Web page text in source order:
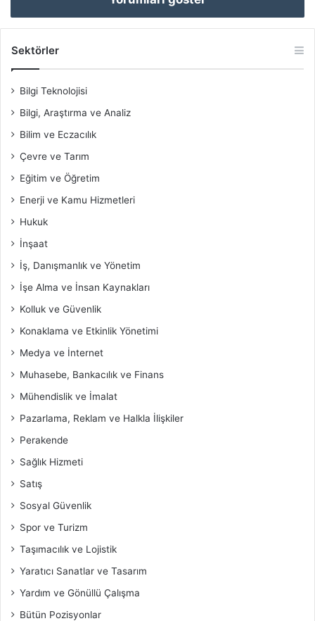
Sektörler
Bilgi Teknolojisi
Bilgi, Araştırma ve Analiz
Bilim ve Eczacılık
Çevre ve Tarım
Eğitim ve Öğretim
Enerji ve Kamu Hizmetleri
Hukuk
İnşaat
İş, Danışmanlık ve Yönetim
İşe Alma ve İnsan Kaynakları
Kolluk ve Güvenlik
Konaklama ve Etkinlik Yönetimi
Medya ve İnternet
Muhasebe, Bankacılık ve Finans
Mühendislik ve İmalat
Pazarlama, Reklam ve Halkla İlişkiler
Perakende
Sağlık Hizmeti
Satış
Sosyal Güvenlik
Spor ve Turizm
Taşımacılık ve Lojistik
Yaratıcı Sanatlar ve Tasarım
Yardım ve Gönüllü Çalışma
Bütün Pozisyonlar